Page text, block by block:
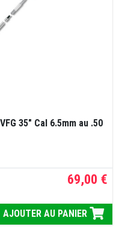
35" Cal 6.5mm au .50
69,00 €
AJOUTER AU PANIER